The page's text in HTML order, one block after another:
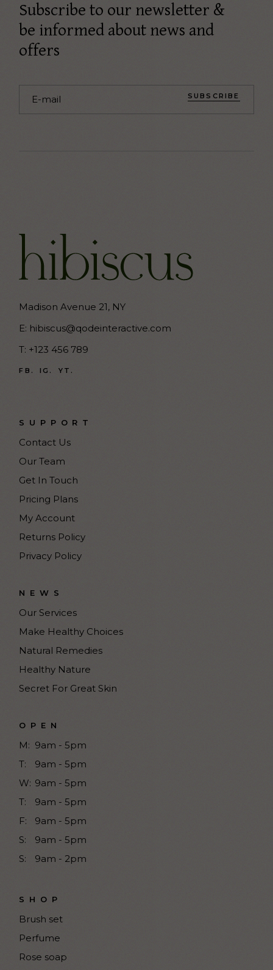
Subscribe to our newsletter &
be informed about news and
offers
SUBSCRIBE
Madison Avenue 21, NY
E: hibiscus@qodeinteractive.com
T: +123 456 789
FB. IG. YT.
SUPPORT
Contact Us
Our Team
Get In Touch
Pricing Plans
My Account
Returns Policy
Privacy Policy
NEWS
Our Services
Make Healthy Choices
Natural Remedies
Healthy Nature
Secret For Great Skin
OPEN
M: 9am - 5pm
T:
9am - 5pm
W: 9am - 5pm
T:
9am - 5pm
F:
9am - 5pm
S:
9am - 5pm
S:
9am - 2pm
SHOP
Brush set
Perfume
Rose soap